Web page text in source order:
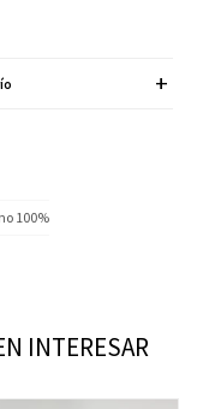
100%
INTERESAR